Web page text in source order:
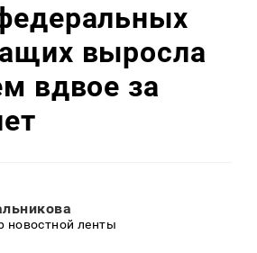
выросла
вдвое за
новостной ленты